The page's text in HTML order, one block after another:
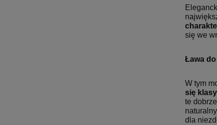
się we
Ława
W tym
się
te
dla